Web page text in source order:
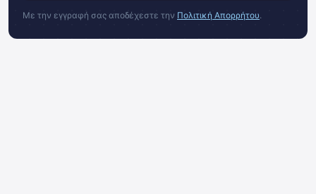
Με την εγγραφή σας αποδέχεστε την Πολιτική Απορρήτου.